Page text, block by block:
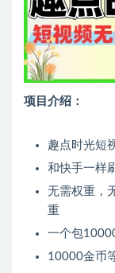
项目介绍：
趣点时光短
和快手一样
无需权重，
重
一个包
10000金币